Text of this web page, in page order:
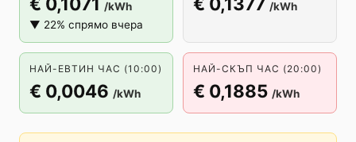
/kWh
▼ 22% спрямо вчера
/kWh
НАЙ-ЕВТИН ЧАС (10:00)
€ 0,0046 /kWh
НАЙ-СКЪП ЧАС (20:00)
€ 0,1885 /kWh